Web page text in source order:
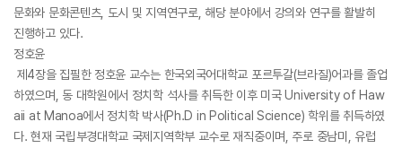
문화와 문화콘텐츠, 도시 및 지역연구로, 해당 분야에서 강의와 연구를 활발히
진행하고 있다.
정호윤
제4장을 집필한 정호윤 교수는 한국외국어대학교 포르투갈(브라질)어과를 졸업
하였으며, 동 대학원에서 정치학 석사를 취득한 이후 미국 University of Haw
aii at Manoa에서 정치학 박사(Ph.D in Political Science) 학위를 취득하였
다. 현재 국립부경대학교 국제지역학부 교수로 재직중이며, 주로 중남미, 유럽